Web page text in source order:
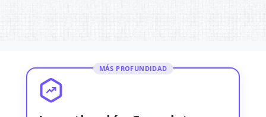
MÁS PROFUNDIDAD